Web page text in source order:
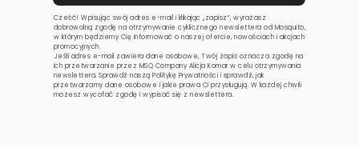
Cześć! Wpisując swój adres e-mail i klikając „zapisz”, wyrażasz
dobrowolną zgodę na otrzymywanie cyklicznego newslettera od Mosquito,
w którym będziemy Cię informować o naszej ofercie, nowościach i akcjach
promocyjnych.
Jeśli adres e-mail zawiera dane osobowe, Twój zapis oznacza zgodę na
ich przetwarzanie przez MSQ Company Alicja Komar w celu otrzymywania
newslettera. Sprawdź naszą Politykę Prywatnościi sprawdź, jak
przetwarzamy dane osobowe i jakie prawa Ci przysługują. W każdej chwili
możesz wycofać zgodę i wypisać się z newslettera.